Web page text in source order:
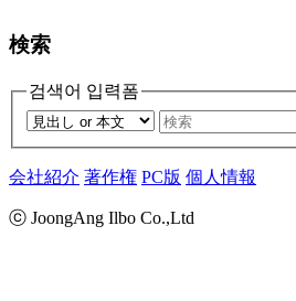
検索
검색어 입력폼
会社紹介 著作権 PC版 個人情報
ⓒ JoongAng Ilbo Co.,Ltd